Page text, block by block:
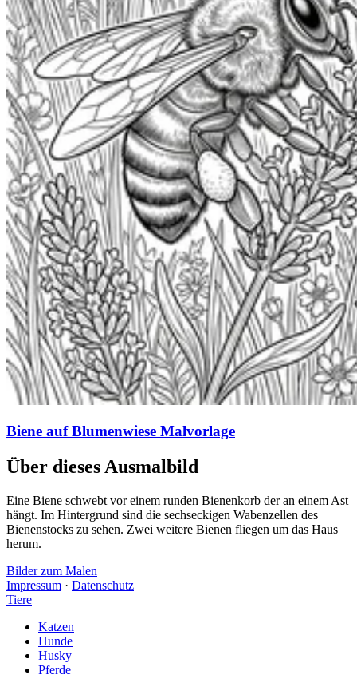
Biene auf Blumenwiese Malvorlage
Über dieses Ausmalbild
Eine Biene schwebt vor einem runden Bienenkorb der an einem Ast
hängt. Im Hintergrund sind die sechseckigen Wabenzellen des
Bienenstocks zu sehen. Zwei weitere Bienen fliegen um das Haus
herum.
Bilder zum Malen
Impressum · Datenschutz
Tiere
Katzen
Hunde
Husky
Pferde